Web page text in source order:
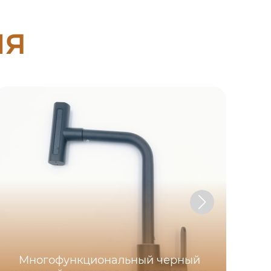
Многофункциональный черный